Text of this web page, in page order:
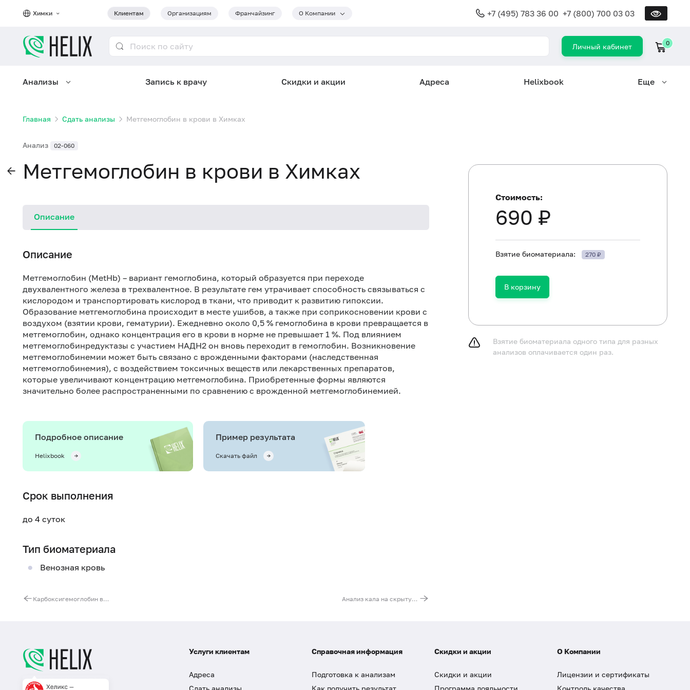
Химки Клиентам Организациям Франчайзинг О Компании +7 (495) 783 36 00 +7 (800) 700 03 03
Личный кабинет 0
Анализы Запись к врачу Скидки и акции Адреса Helixbook Еще
Главная Сдать анализы Метгемоглобин в крови в Химках
Анализ 02-060
Метгемоглобин в крови в Химках
Описание
Описание
Метгемоглобин (MetHb) – вариант гемоглобина, который образуется при переходе
двухвалентного железа в трехвалентное. В результате гем утрачивает способность связываться с
кислородом и транспортировать кислород в ткани, что приводит к развитию гипоксии.
Образование метгемоглобина происходит в месте ушибов, а также при соприкосновении крови с
воздухом (взятии крови, гематурии). Ежедневно около 0,5 % гемоглобина в крови превращается в
метгемоглобин, однако концентрация его в крови в норме не превышает 1 %. Под влиянием
метгемоглобинредуктазы с участием НАДН2 он вновь переходит в гемоглобин. Возникновение
метгемоглобинемии может быть связано с врожденными факторами (наследственная
метгемоглобинемия), с воздействием токсичных веществ или лекарственных препаратов,
которые увеличивают концентрацию метгемоглобина. Приобретенные формы являются
значительно более распространенными по сравнению с врожденной метгемоглобинемией.
Подробное описание
Helixbook
Пример результата
Скачать файл
Срок выполнения
до 4 суток
Тип биоматериала
Венозная кровь
Карбоксигемоглобин в крови Анализ кала на скрытую кровь (гемоглобин/трансферрин)
Стоимость:
690 ₽
Взятие биоматериала: 270 ₽
В корзину
Взятие биоматериала одного типа для разных
анализов оплачивается один раз.
Услуги клиентам
Адреса
Справочная информация
Подготовка к анализам
Скидки и акции
Скидки и акции
О Компании
Лицензии и сертификаты